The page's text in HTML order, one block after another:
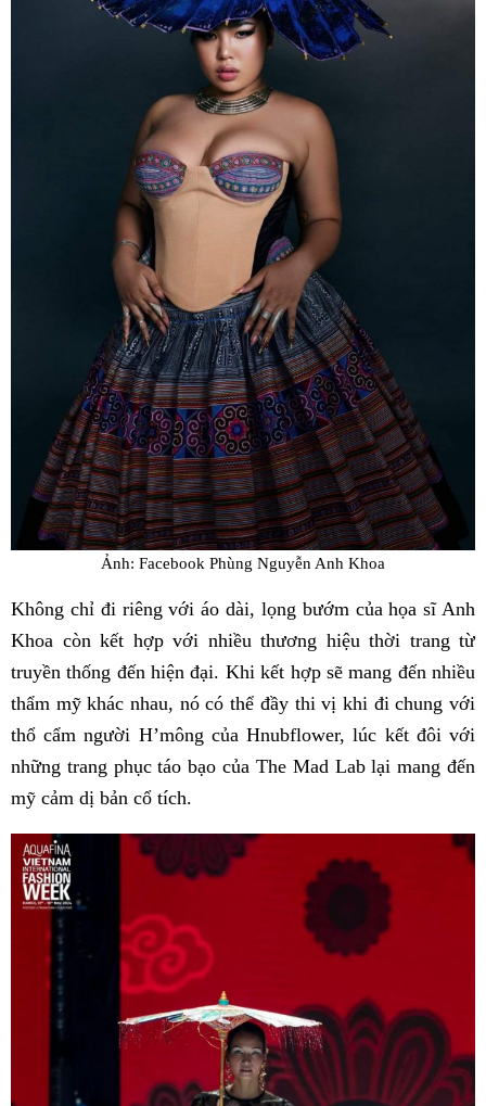
Ảnh: Facebook Phùng Nguyễn Anh Khoa
Không chỉ đi riêng với áo dài, lọng bướm của họa sĩ Anh
Khoa còn kết hợp với nhiều thương hiệu thời trang từ
truyền thống đến hiện đại. Khi kết hợp sẽ mang đến nhiều
thẩm mỹ khác nhau, nó có thể đầy thi vị khi đi chung với
thổ cẩm người H’mông của Hnubflower, lúc kết đôi với
những trang phục táo bạo của The Mad Lab lại mang đến
mỹ cảm dị bản cổ tích.